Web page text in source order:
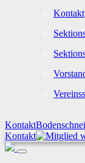
Kontakt
Kontakt
Kontakt